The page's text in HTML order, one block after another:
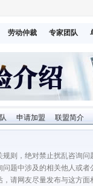
劳动仲裁 专家团队
申请加盟 联盟简介
则，绝对禁止扰乱咨询
题中涉及的相关他人或
请网友尽量发布与这方面